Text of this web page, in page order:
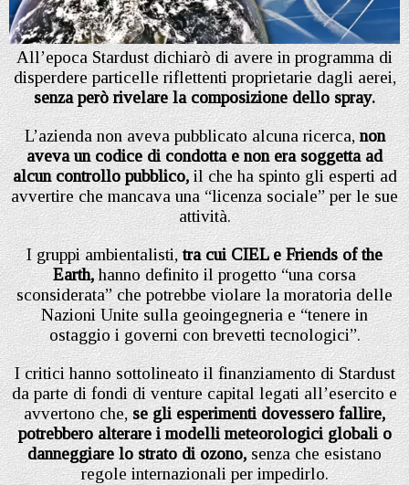
All’epoca Stardust dichiarò di avere in programma di
disperdere particelle riflettenti proprietarie dagli aerei,
senza però rivelare la composizione dello spray.
L’azienda non aveva pubblicato alcuna ricerca,non
aveva un codice di condotta e non era soggetta ad
alcun controllo pubblico,il che ha spinto gli esperti ad
avvertire che mancava una “licenza sociale” per le sue
attività.
I gruppi ambientalisti,tra cui CIEL e Friends of the
Earth,hanno definito il progetto “una corsa
sconsiderata” che potrebbe violare la moratoria delle
Nazioni Unite sulla geoingegneria e “tenere in
ostaggio i governi con brevetti tecnologici”.
I critici hanno sottolineato il finanziamento di Stardust
da parte di fondi di venture capital legati all’esercito e
avvertono che,se gli esperimenti dovessero fallire,
potrebbero alterare i modelli meteorologici globali o
danneggiare lo strato di ozono,senza che esistano
regole internazionali per impedirlo.